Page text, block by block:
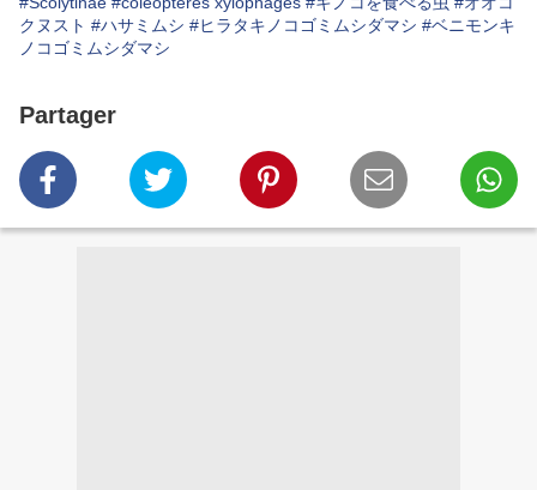
クヌスト #ハサミムシ #ヒラタキノコゴミムシダマシ #ベニモンキ
ノコゴミムシダマシ
Partager